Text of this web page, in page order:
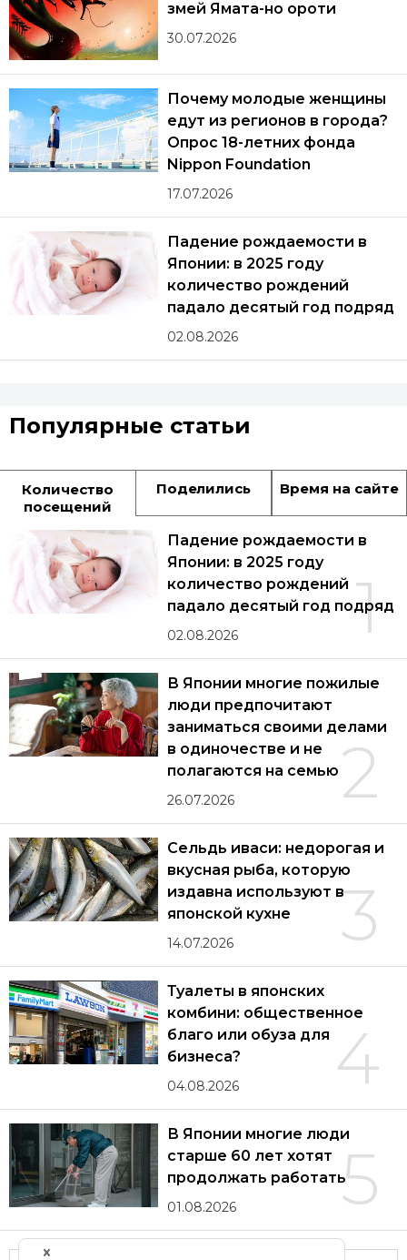
змей Ямата-но ороти
30.07.2026
Почему молодые женщины
едут из регионов в города?
Опрос 18-летних фонда
Nippon Foundation
17.07.2026
Падение рождаемости в
Японии: в 2025 году
количество рождений
падало десятый год подряд
02.08.2026
Популярные статьи
Количество
посещений
Поделились Время на сайте
1
Падение рождаемости в
Японии: в 2025 году
количество рождений
падало десятый год подряд
02.08.2026
2
В Японии многие пожилые
люди предпочитают
заниматься своими делами
в одиночестве и не
полагаются на семью
26.07.2026
3
Сельдь иваси: недорогая и
вкусная рыба, которую
издавна используют в
японской кухне
14.07.2026
4
Туалеты в японских
комбини: общественное
благо или обуза для
бизнеса?
04.08.2026
5
В Японии многие люди
старше 60 лет хотят
продолжать работать
01.08.2026